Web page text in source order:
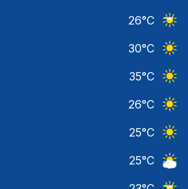
26°C
30°C
35°C
26°C
25°C
25°C